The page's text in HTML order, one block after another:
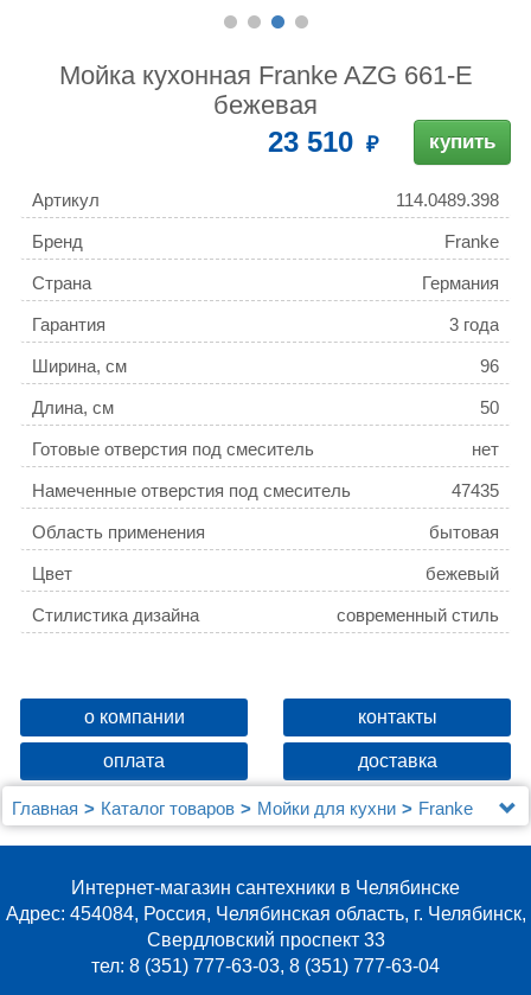
Мойка кухонная Franke AZG 661-E
бежевая
23 510 купить
Артикул 114.0489.398
Бренд Franke
Страна Германия
Гарантия 3 года
Ширина, см 96
Длина, см 50
Готовые отверстия под смеситель нет
Намеченные отверстия под смеситель 47435
Область применения бытовая
Цвет бежевый
Стилистика дизайна современный стиль
о компании контакты
оплата доставка
Главная Каталог товаров Мойки для кухни
Franke
Мойка кухонная Franke AZG 661-E бежевая
Интернет-магазин сантехники в Челябинске
Адрес: 454084, Россия, Челябинская область, г. Челябинск,
Свердловский проспект 33
тел: 8 (351) 777-63-03, 8 (351) 777-63-04